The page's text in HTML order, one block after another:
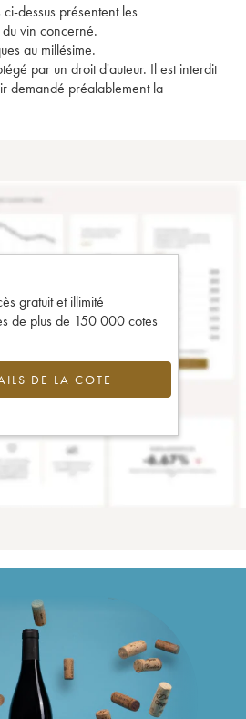
dessus présentent les
vin concerné.
au millésime.
par un droit d'auteur. Il est interdit
demandé préalablement la
gratuit et illimité
de plus de 150 000 cotes
DE LA COTE